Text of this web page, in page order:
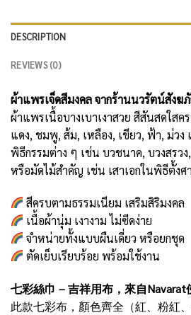
DESCRIPTION
REVIEWS (0)
ผ้าแพรเจ็ดสีมงคล จากร้านนวรัตน์สัง
ผ้าแพรเนื้อบางเบาเงาสวย สีสันสดใสค
แดง, ชมพู, ส้ม, เหลือง, เขียว, ฟ้า, ม่วง
พิธีกรรมต่าง ๆ เช่น บวชนาค, บวงสรว
หรือมัดไม้สำคัญ เช่น เสาเอกในพิธีตั้งศ
สีครบตามธรรมเนียม เสริมสิริมงคล
เนื้อผ้านุ่ม เงางาม ไม่ซีดง่าย
จำหน่ายทั้งแบบผืนเดี่ยว หรือยกชุด
ตัดเย็บเรียบร้อย พร้อมใช้งาน
七彩絲巾 – 吉祥用布，來自Navarat
此款七彩布，顏色齊全（紅、粉紅